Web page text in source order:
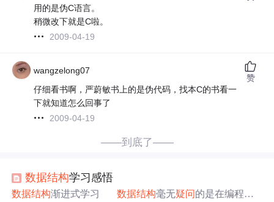
用的是伪C语言。
稍微改下就是C啦。
2009-04-19
wangzelong07
仔细看书啊，严蔚敏书上的是伪代码，找本C的书看一
下就知道怎么回事了
2009-04-19
赞
——到底了——
数据结构学习感悟
数据结构渐进式学习数据结构毫无疑问 的是在编程上